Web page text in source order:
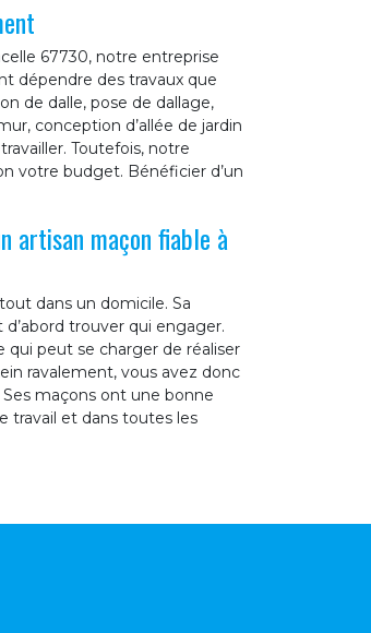
67730, notre entreprise
dépendre des travaux que
de dalle, pose de dallage,
conception d’allée de jardin
Toutefois, notre
votre budget. Bénéficier d’un
artisan maçon fiable à
dans un domicile. Sa
trouver qui engager.
peut se charger de réaliser
ravalement, vous avez donc
maçons ont une bonne
travail et dans toutes les